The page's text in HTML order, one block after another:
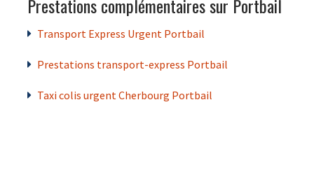
Prestations complémentaires sur Portbail
Transport Express Urgent Portbail
Prestations transport-express Portbail
Taxi colis urgent Cherbourg Portbail